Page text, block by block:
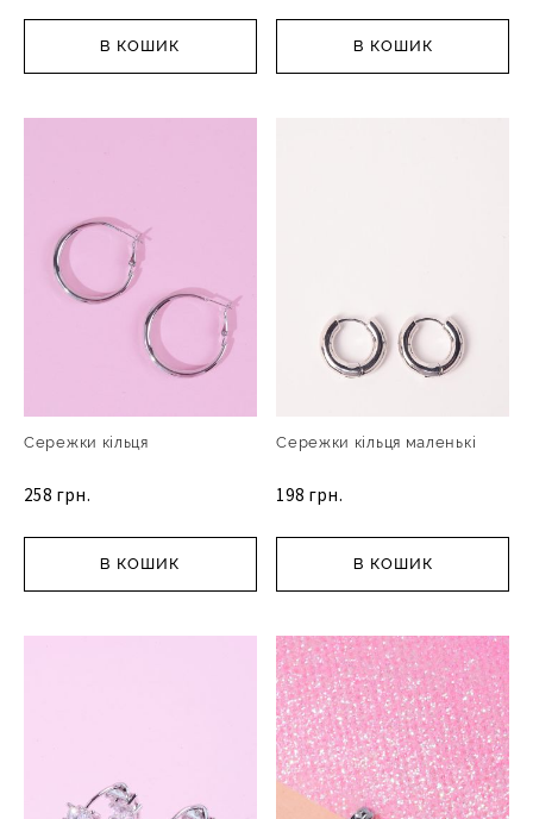
В КОШИК В КОШИК
Сережки кільця
258 грн.
В КОШИК
Сережки кільця маленькі
198 грн.
В КОШИК